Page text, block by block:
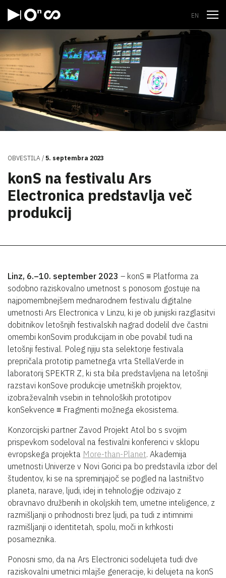
EN
OBVESTILA 5. septembra 2023
konS na festivalu Ars
Electronica predstavlja več
produkcij
Linz, 6.–10. september 2023 – konS ≡ Platforma za
sodobno raziskovalno umetnost s ponosom gostuje na
najpomembnejšem mednarodnem festivalu digitalne
umetnosti Ars Electronica v Linzu, ki je ob junijski razglasitvi
dobitnikov letošnjih festivalskih nagrad dodelil dve častni
omembi konSovim produkcijam in obe povabil tudi na
letošnji festival. Poleg njiju sta selektorje festivala
prepričala prototip pametnega vrta StellaVerde in
laboratorij SPEKTR Z, ki sta bila predstavljena na letošnji
razstavi konSove produkcije umetniških projektov,
izobraževalnih vsebin in tehnoloških prototipov
konSekvence ≡ Fragmenti možnega ekosistema.
Konzorcijski partner Zavod Projekt Atol bo s svojim
prispevkom sodeloval na festivalni konferenci v sklopu
evropskega projekta More-than-Planet. Akademija
umetnosti Univerze v Novi Gorici pa bo predstavila izbor del
študentov, ki se na spreminjajoč se pogled na lastništvo
planeta, narave, ljudi, idej in tehnologije odzivajo z
obravnavo družbenih in okoljskih tem, umetne inteligence, z
razmišljanji o prihodnosti brez ljudi, pa tudi z intimnimi
razmišljanji o identitetah, spolu, moči in krhkosti
posameznika.
Ponosni smo, da na Ars Electronici sodelujeta tudi dve
raziskovalni umetnici mlajše generacije, ki delujeta na konS